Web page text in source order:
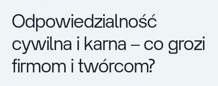
Odpowiedzialność
cywilna i karna – co grozi
firmom i twórcom?